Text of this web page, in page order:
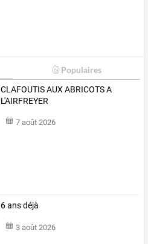
Populaires
CLAFOUTIS AUX ABRICOTS A
L'AIRFREYER
7 août 2026
6 ans déjà
3 août 2026